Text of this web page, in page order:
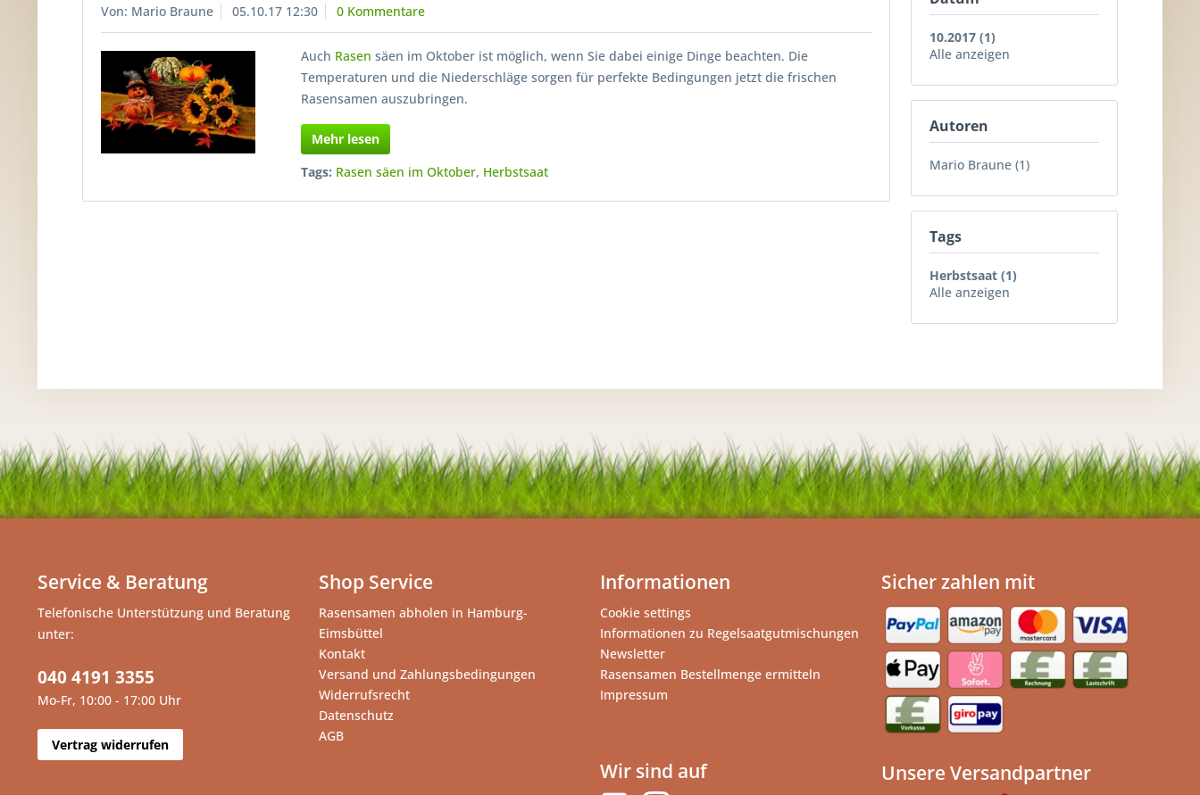
10.2017 (1)
Alle anzeigen
Autoren
Mario Braune (1)
Tags
Herbstsaat (1)
Alle anzeigen
Von: Mario Braune 05.10.17 12:30 0 Kommentare
Auch Rasen säen im Oktober ist möglich, wenn Sie dabei einige Dinge beachten. Die
Temperaturen und die Niederschläge sorgen für perfekte Bedingungen jetzt die frischen
Rasensamen auszubringen.
Mehr lesen
Tags: Rasen säen im Oktober, Herbstsaat
Service & Beratung
Telefonische Unterstützung und Beratung
unter:
040 4191 3355
Mo-Fr, 10:00 - 17:00 Uhr
Vertrag widerrufen
Shop Service
Rasensamen abholen in Hamburg-
Eimsbüttel
Kontakt
Versand und Zahlungsbedingungen
Widerrufsrecht
Datenschutz
AGB
Informationen
Cookie settings
Informationen zu Regelsaatgutmischungen
Newsletter
Rasensamen Bestellmenge ermitteln
Impressum
Wir sind auf
Sicher zahlen mit
Unsere Versandpartner